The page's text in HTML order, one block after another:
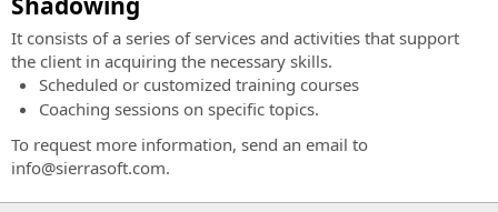
BIM
pour
la
modélisation
l'analyse
du
BIM
Certification
Expert
BIM
Certifiez
vos
compétences
It consists of a series of services and activities that support
the client in acquiring the necessary skills.
Scheduled or customized training courses
Coaching sessions on specific topics.
To request more information, send an email to
info@sierrasoft.com.